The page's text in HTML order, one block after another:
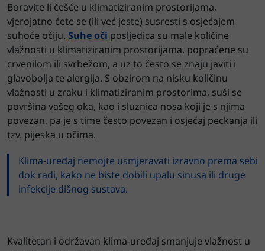
Boravite li češće u klimatiziranim prostorijama,
vjerojatno ćete se (ili već jeste) susresti s osjećajem
suhoće očiju. Suhe oči posljedica su male količine
vlažnosti u klimatiziranim prostorijama, popraćene su
crvenilom ili svrbežom, a uz to često se znaju javiti i
glavobolja te alergija. S obzirom na nisku količinu
vlažnosti u zraku i klimatiziranim prostorima, suši se
površina vašeg oka, kao i sluznica nosa koji je s njima
povezan, pa je s time često povezan i osjećaj peckanja ili
tzv. pijeska u očima.
Klima-uređaj nemojte usmjeravati izravno prema sebi
dok radi, kako ne biste dobili upalu sinusa ili druge
infekcije dišnog sustava.
Kvalitetan i održavan klima-uređaj smanjuje vlažnost u